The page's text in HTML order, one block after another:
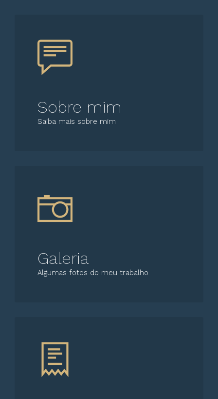
Sobre mim
Saiba mais sobre mim
Galeria
Algumas fotos do meu trabalho